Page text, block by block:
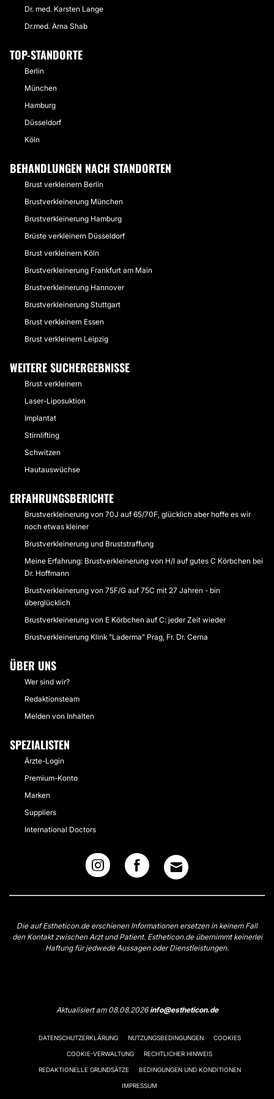
Dr. med. Karsten Lange
Dr.med. Arna Shab
TOP-STANDORTE
Berlin
München
Hamburg
Düsseldorf
Köln
BEHANDLUNGEN NACH STANDORTEN
Brust verkleinern Berlin
Brustverkleinerung München
Brustverkleinerung Hamburg
Brüste verkleinern Düsseldorf
Brust verkleinern Köln
Brustverkleinerung Frankfurt am Main
Brustverkleinerung Hannover
Brustverkleinerung Stuttgart
Brust verkleinern Essen
Brust verkleinern Leipzig
WEITERE SUCHERGEBNISSE
Brust verkleinern
Laser-Liposuktion
Implantat
Stirnlifting
Schwitzen
Hautauswüchse
ERFAHRUNGSBERICHTE
Brustverkleinerung von 70J auf 65/70F, glücklich aber hoffe es wir
noch etwas kleiner
Brustverkleinerung und Bruststraffung
Meine Erfahrung: Brustverkleinerung von H/I auf gutes C Körbchen bei
Dr. Hoffmann
Brustverkleinerung von 75F/G auf 75C mit 27 Jahren - bin
überglücklich
Brustverkleinerung von E Körbchen auf C: jeder Zeit wieder
Brustverkleinerung Klink "Laderma" Prag, Fr. Dr. Cerna
ÜBER UNS
Wer sind wir?
Redaktionsteam
Melden von Inhalten
SPEZIALISTEN
Ärzte-Login
Premium-Konto
Marken
Suppliers
International Doctors
Die auf Estheticon.de erschienen Informationen ersetzen in keinem Fall
den Kontakt zwischen Arzt und Patient. Estheticon.de übernimmt keinerlei
Haftung für jedwede Aussagen oder Dienstleistungen.
Aktualisiert am 08.08.2026info@estheticon.de
DATENSCHUTZERKLÄRUNG NUTZUNGSBEDINGUNGEN COOKIES
COOKIE-VERWALTUNG RECHTLICHER HINWEIS
REDAKTIONELLE GRUNDSÄTZE BEDINGUNGEN UND KONDITIONEN
IMPRESSUM